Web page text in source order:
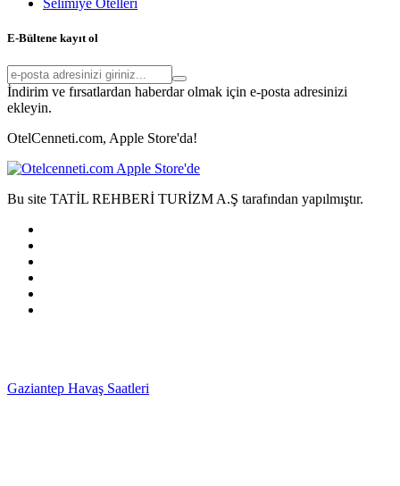
Selimiye Otelleri
E-Bültene kayıt ol
İndirim ve fırsatlardan haberdar olmak için e-posta adresinizi
ekleyin.
OtelCenneti.com, Apple Store'da!
Bu site TATİL REHBERİ TURİZM A.Ş tarafından yapılmıştır.
Gaziantep Havaş Saatleri